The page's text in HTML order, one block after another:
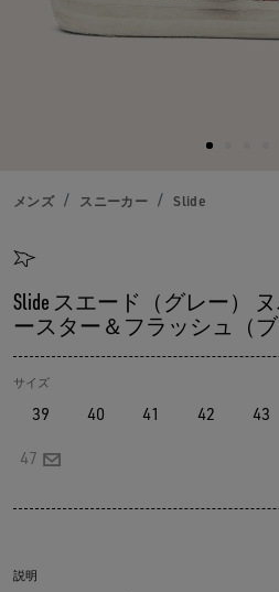
メンズ スニーカー Slide
Slide スエード（グレー）
ースター＆フラッシュ（ブ
サイズ
39 40 41 42 43
47
説明